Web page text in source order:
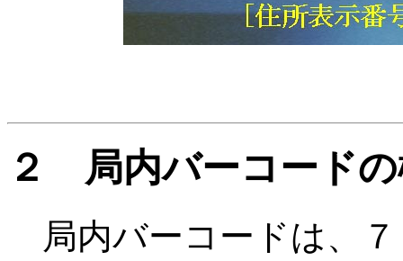
２ 局内バーコード
局内バーコードは、